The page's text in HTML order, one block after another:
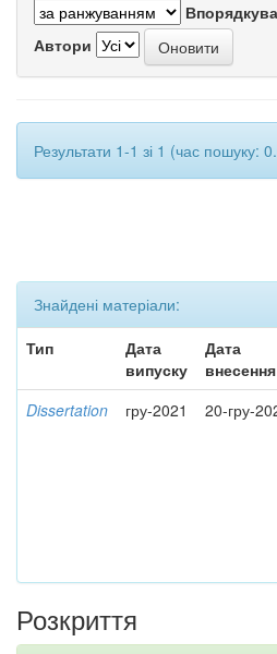
Автори
Результати 1-1 зі 1 (час пошуку:
Знайдені матеріали:
Тип
Дата
випуску
Дата
внесення
Dissertation гру-2021 20-гру-
Розкриття